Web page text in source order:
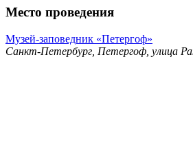
Место проведения
Музей-заповедник «Петергоф»
Санкт-Петербург, Петергоф, улица